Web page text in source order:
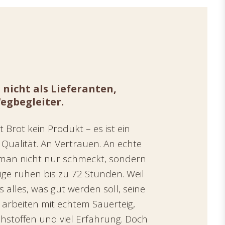
nicht als Lieferanten,
Brot kein Produkt – es ist ein
An Vertrauen. An echte
nicht nur schmeckt, sondern
ruhen bis zu 72 Stunden. Weil
alles, was gut werden soll, seine
mit echtem Sauerteig,
und viel Erfahrung. Doch